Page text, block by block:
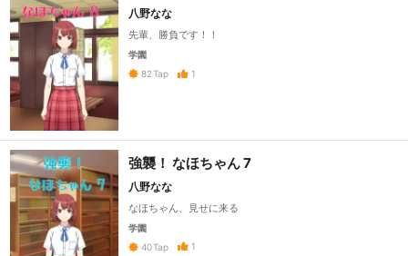
八野なな
先輩、勝負です！！
学園
82 Tap 1
強襲！ なほちゃん 7
八野なな
なほちゃん、見せに来る
学園
40Tap 1